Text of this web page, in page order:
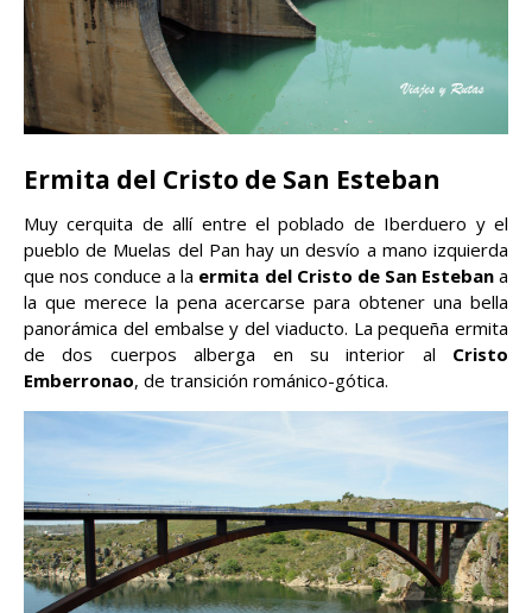
Ermita del Cristo de San Esteban
Muy cerquita de allí entre el poblado de Iberduero y el
pueblo de Muelas del Pan hay un desvío a mano izquierda
que nos conduce a la ermita del Cristo de San Estebana
la que merece la pena acercarse para obtener una bella
panorámica del embalse y del viaducto. La pequeña ermita
de dos cuerpos alberga en su interior al Cristo
Emberronao, de transición románico-gótica.